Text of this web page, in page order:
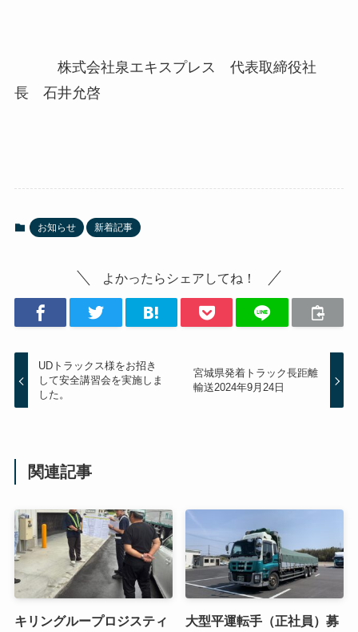
株式会社泉エキスプレス 代表取締役社
長 石井允啓
お知らせ 新着記事
よかったらシェアしてね！
UDトラックス様をお招き
して安全講習会を実施しま
した。
宮城県発着トラック長距離
輸送2024年9月24日
関連記事
キリングループロジスティ
大型平運転手（正社員）募